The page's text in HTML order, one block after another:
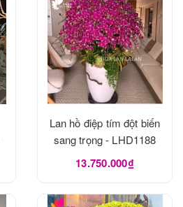
Lan hồ điệp tím đột biến
sang trọng - LHD1188
13.750.000₫